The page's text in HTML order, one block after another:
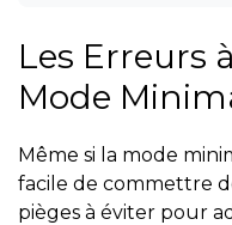
Les Erreurs
Mode
Même si la mode
facile de commettre
pièges à éviter pour